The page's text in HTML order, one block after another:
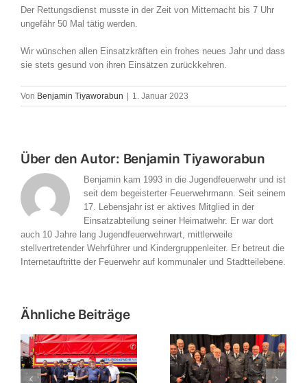
Der Rettungsdienst musste in der Zeit von Mitternacht bis 7 Uhr
ungefähr 50 Mal tätig werden.
Wir wünschen allen Einsatzkräften ein frohes neues Jahr und dass
sie stets gesund von ihren Einsätzen zurückkehren.
Von Benjamin Tiyaworabun 1. Januar 2023
Über den Autor: Benjamin Tiyaworabun
Benjamin kam 1993 in die Jugendfeuerwehr und ist
seit dem begeisterter Feuerwehrmann. Seit seinem
17. Lebensjahr ist er aktives Mitglied in der
Einsatzabteilung seiner Heimatwehr. Er war dort
auch 10 Jahre lang Jugendfeuerwehrwart, mittlerweile
stellvertretender Wehrführer und Kindergruppenleiter. Er betreut die
Internetauftritte der Feuerwehr auf kommunaler und Stadtteilebene.
Ähnliche Beiträge
Verbandsversammlung
des
Einladung zur